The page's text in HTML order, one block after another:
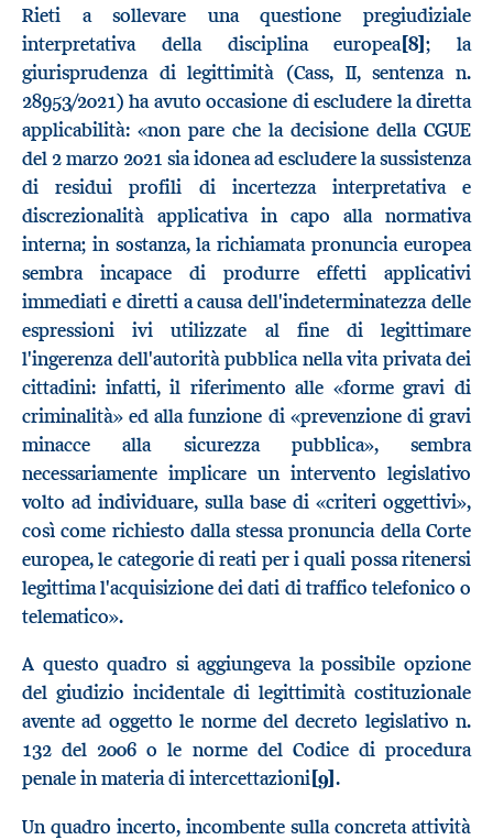
Rieti a sollevare una questione pregiudiziale
interpretativa della disciplina europea[8]; la
giurisprudenza di legittimità (Cass, II, sentenza n.
28953/2021) ha avuto occasione di escludere la diretta
applicabilità: «non pare che la decisione della CGUE
del 2 marzo 2021 sia idonea ad escludere la sussistenza
di residui profili di incertezza interpretativa e
discrezionalità applicativa in capo alla normativa
interna; in sostanza, la richiamata pronuncia europea
sembra incapace di produrre effetti applicativi
immediati e diretti a causa dell'indeterminatezza delle
espressioni ivi utilizzate al fine di legittimare
l'ingerenza dell'autorità pubblica nella vita privata dei
cittadini: infatti, il riferimento alle «forme gravi di
criminalità» ed alla funzione di «prevenzione di gravi
minacce alla sicurezza pubblica», sembra
necessariamente implicare un intervento legislativo
volto ad individuare, sulla base di «criteri oggettivi»,
così come richiesto dalla stessa pronuncia della Corte
europea, le categorie di reati per i quali possa ritenersi
legittima l'acquisizione dei dati di traffico telefonico o
telematico».
A questo quadro si aggiungeva la possibile opzione
del giudizio incidentale di legittimità costituzionale
avente ad oggetto le norme del decreto legislativo n.
132 del 2006 o le norme del Codice di procedura
penale in materia di intercettazioni[9].
Un quadro incerto, incombente sulla concreta attività